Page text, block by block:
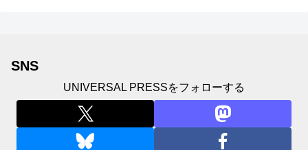
SNS
UNIVERSAL PRESSをフォローする